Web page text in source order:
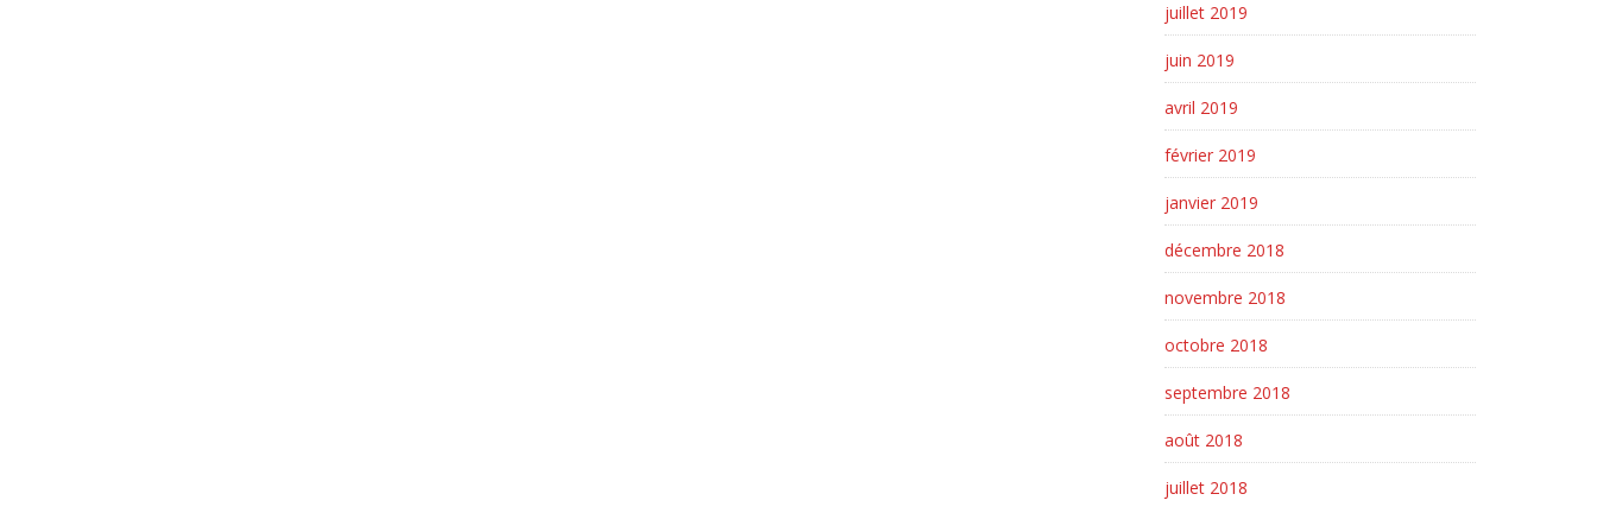
juillet 2019
juin 2019
avril 2019
février 2019
janvier 2019
décembre 2018
novembre 2018
octobre 2018
septembre 2018
août 2018
juillet 2018